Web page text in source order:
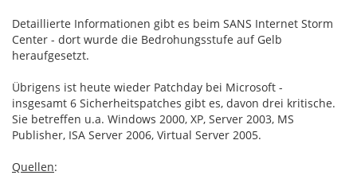
Detaillierte Informationen gibt es beim SANS Internet Storm
Center - dort wurde die Bedrohungsstufe auf Gelb
heraufgesetzt.
Übrigens ist heute wieder Patchday bei Microsoft -
insgesamt 6 Sicherheitspatches gibt es, davon drei kritische.
Sie betreffen u.a. Windows 2000, XP, Server 2003, MS
Publisher, ISA Server 2006, Virtual Server 2005.
Quellen: